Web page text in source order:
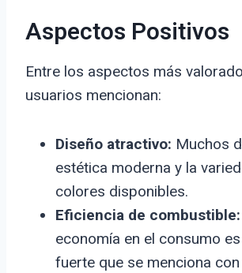
Aspectos Positivos
Entre los aspectos más
usuarios mencionan:
Diseño atractivo: Muchos
estética moderna y la
colores disponibles.
Eficiencia de combustible:
economía en el consumo
fuerte que se menciona